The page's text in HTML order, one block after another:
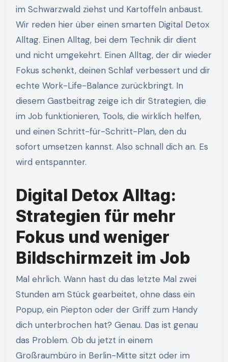
im Schwarzwald ziehst und Kartoffeln anbaust.
Wir reden hier über einen smarten Digital Detox
Alltag. Einen Alltag, bei dem Technik dir dient
und nicht umgekehrt. Einen Alltag, der dir wieder
Fokus schenkt, deinen Schlaf verbessert und dir
echte Work-Life-Balance zurückbringt. In
diesem Gastbeitrag zeige ich dir Strategien, die
im Job funktionieren, Tools, die wirklich helfen,
und einen Schritt-für-Schritt-Plan, den du
sofort umsetzen kannst. Also schnall dich an. Es
wird entspannter.
Digital Detox Alltag:
Strategien für mehr
Fokus und weniger
Bildschirmzeit im Job
Mal ehrlich. Wann hast du das letzte Mal zwei
Stunden am Stück gearbeitet, ohne dass ein
Popup, ein Piepton oder der Griff zum Handy
dich unterbrochen hat? Genau. Das ist genau
das Problem. Ob du jetzt in einem
Großraumbüro in Berlin-Mitte sitzt oder im